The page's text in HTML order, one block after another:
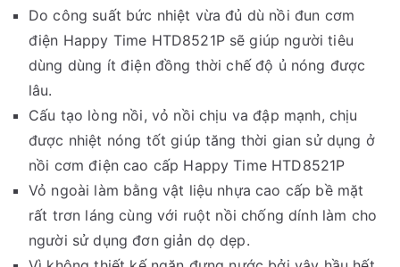
Do công suất bức nhiệt vừa đủ dù nồi đun cơm
điện Happy Time HTD8521P sẽ giúp người tiêu
dùng dùng ít điện đồng thời chế độ ủ nóng được
lâu.
Cấu tạo lòng nồi, vỏ nồi chịu va đập mạnh, chịu
được nhiệt nóng tốt giúp tăng thời gian sử dụng ở
nồi cơm điện cao cấp Happy Time HTD8521P
Vỏ ngoài làm bằng vật liệu nhựa cao cấp bề mặt
rất trơn láng cùng với ruột nồi chống dính làm cho
người sử dụng đơn giản dọ dẹp.